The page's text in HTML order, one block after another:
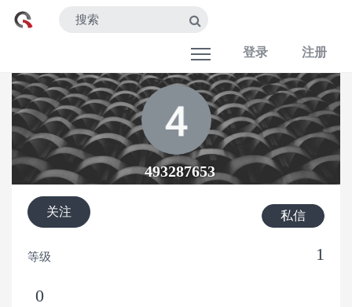
登录 注册
493287653
关注 私信
1
等级
0